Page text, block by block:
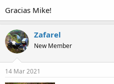
Gracias Mike!
Zafarel
New Member
14 Mar 2021